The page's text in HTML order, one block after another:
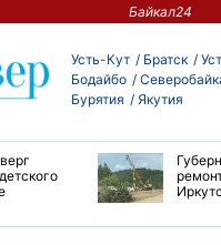
Байкал24
Усть-Кут Братск
Бодайбо
Бурятия
Якутия